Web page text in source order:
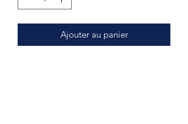
Ajouter au panier